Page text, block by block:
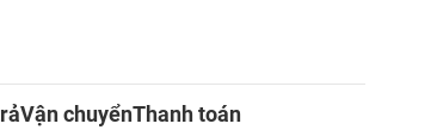
Vận chuyểnThanh toán